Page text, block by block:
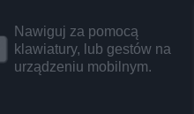
Nawiguj za pomocą
klawiatury, lub gestów na
urządzeniu mobilnym.